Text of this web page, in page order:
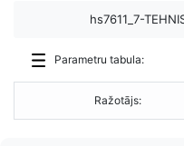
hs7611_7-
Parametru tabula:
Ražotājs: